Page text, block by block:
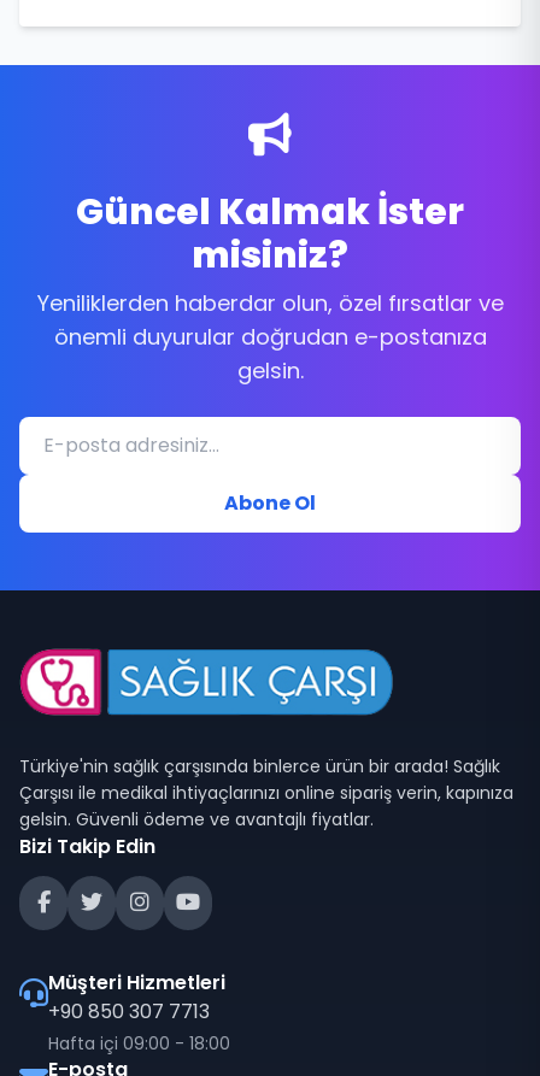
Güncel Kalmak İster
misiniz?
Yeniliklerden haberdar olun, özel fırsatlar ve
önemli duyurular doğrudan e-postanıza
gelsin.
Abone Ol
Türkiye'nin sağlık çarşısında binlerce ürün bir arada! Sağlık
Çarşısı ile medikal ihtiyaçlarınızı online sipariş verin, kapınıza
gelsin. Güvenli ödeme ve avantajlı fiyatlar.
Bizi Takip Edin
Müşteri Hizmetleri
+90 850 307 7713
Hafta içi 09:00 - 18:00
E-posta